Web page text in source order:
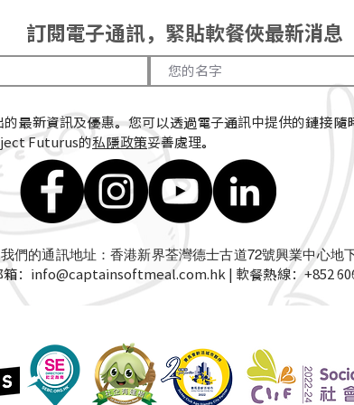
訂閱電子通訊，緊貼軟餐俠最新消息
最新資訊及優惠。您可以透過電子通訊中提供的鏈接
Futurus的私隱政策妥善處理。
： info@captainsoftmeal.com.hk| 軟餐熱線：+852
我們的通訊地址：香港新界荃灣德士古道72號興業中心地